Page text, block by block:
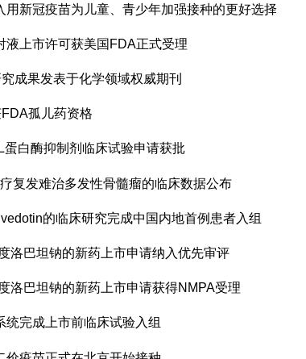
用新冠疫苗为儿童、青少年加强接种的更好选择
液上市许可获美国FDA正式受理
成果发表于化学领域权威期刊
孤儿药资格
白酶抑制剂临床试验申请获批
复发难治多发性骨髓瘤的临床数据公布
的临床研究完成中国内地首例患者入组
洛巴坦钠的新药上市申请纳入优先审评
洛巴坦钠的新药上市申请获得NMPA受理
统完成上市前临床试验入组